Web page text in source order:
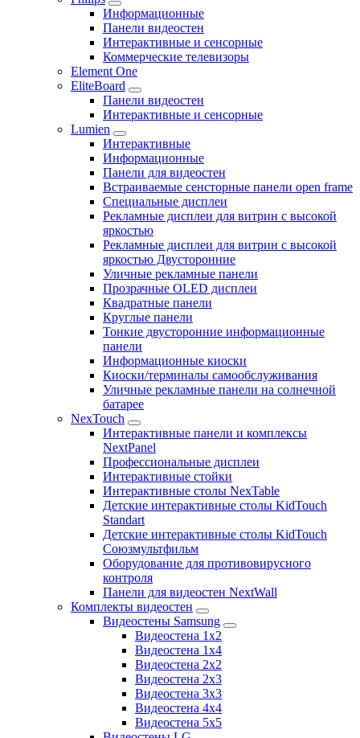
Информационные
Панели видеостен
Интерактивные и сенсорные
Коммерческие телевизоры
Element One
EliteBoard
Панели видеостен
Интерактивные и сенсорные
Lumien
Интерактивные
Информационные
Панели для видеостен
Встраиваемые сенсторные панели open frame
Специальные дисплеи
Рекламные дисплеи для витрин с высокой
яркостью
Рекламные дисплеи для витрин с высокой
яркостью Двусторонние
Уличные рекламные панели
Прозрачные OLED дисплеи
Квадратные панели
Круглые панели
Тонкие двусторонние информационные
панели
Информационные киоски
Киоски/терминалы самообслуживания
Уличные рекламные панели на солнечной
батарее
NexTouch
Интерактивные панели и комплексы
NextPanel
Профессиональные дисплеи
Интерактивные стойки
Интерактивные столы NexTable
Детские интерактивные столы KidTouch
Standart
Детские интерактивные столы KidTouch
Союзмультфильм
Оборудование для противовирусного
контроля
Панели для видеостен NextWall
Комплекты видеостен
Видеостены Samsung
Видеостена 1x2
Видеостена 1x4
Видеостена 2x2
Видеостена 2х3
Видеостена 3x3
Видеостена 4x4
Видеостена 5x5